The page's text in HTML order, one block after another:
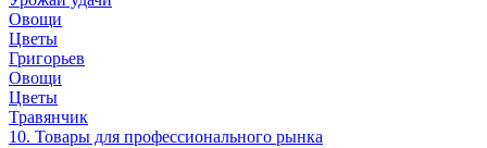
Овощи
Цветы
Григорьев
Овощи
Цветы
Травянчик
10. Товары для профессионального рынка